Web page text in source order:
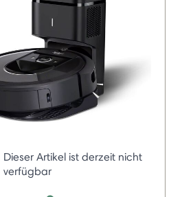
Dieser Artikel ist derzeit nicht
verfügbar